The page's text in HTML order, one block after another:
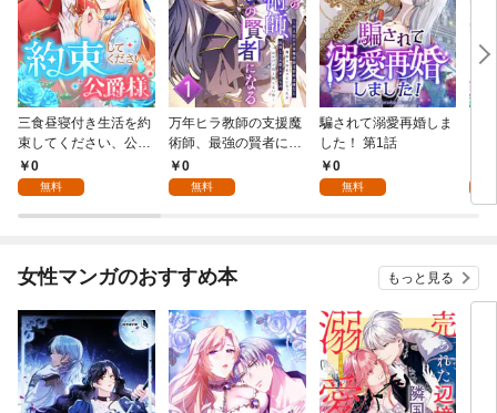
三食昼寝付き生活を約
束してください、公爵
様 1話
0
無料
万年ヒラ教師の支援魔
術師、最強の賢者にな
る～不人気の支援魔術
師は給料泥棒だと魔術
らない件～ 第1話
0
無料
騙されて溺愛再婚しま
した！ 第1話
0
無料
女性マンガのおすすめ本 もっと見る